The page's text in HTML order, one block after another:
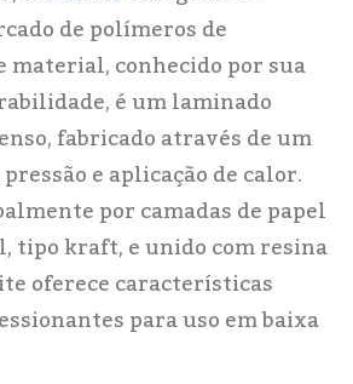
de polímeros de
material, conhecido por sua
é um laminado
fabricado através de um
e aplicação de calor.
por camadas de papel
tipo kraft, e unido com resina
oferece características
para uso em baixa